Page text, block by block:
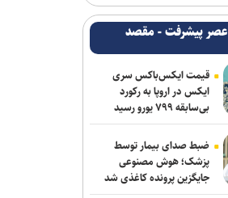
عصر پیشرفت - مقصد
قیمت ایکس‌باکس سری
ایکس در اروپا به رکورد
بی‌سابقه ۷۹۹ یورو رسید
ضبط صدای بیمار توسط
پزشک؛ هوش مصنوعی
جایگزین پرونده کاغذی شد